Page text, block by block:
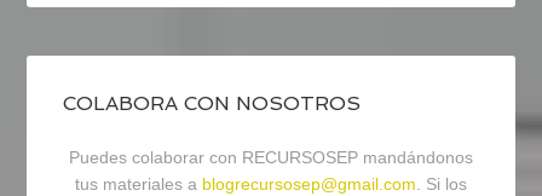
COLABORA CON NOSOTROS
Puedes colaborar con RECURSOSEP mandándonos
tus materiales a blogrecursosep@gmail.com. Si los